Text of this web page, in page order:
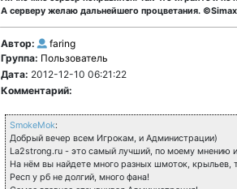
А серверу желаю дальнейшего процветания. ©Simax
Автор:
faring
Группа: Пользователь
Дата: 2012-12-10 06:21:22
Комментарий:
SmokeMok:
Добрый вечер всем Игрокам, и Администрации)
La2strong.ru - это самый лучший, по моему мнению
На нём вы найдете много разных шмоток, крыльев,
Респ у рб не долгий, много фана!